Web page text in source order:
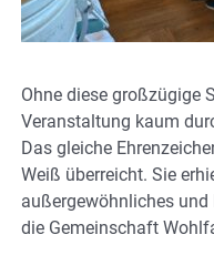
Ohne diese großzügige
Veranstaltung kaum
Das gleiche
Weiß überreicht. Sie
außergewöhnliches
die Gemeinschaft